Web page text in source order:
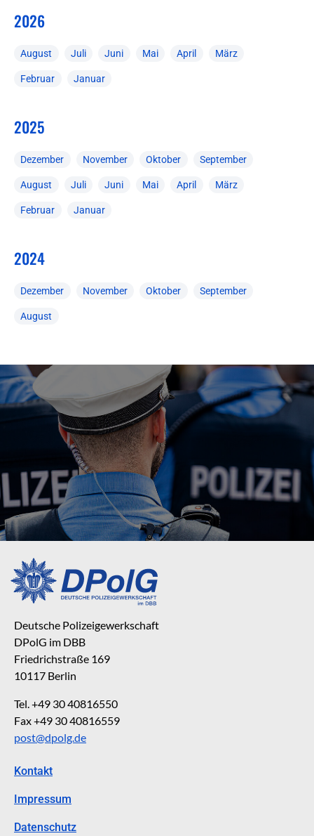
2026
August Juli Juni Mai April März
Februar Januar
2025
Dezember November Oktober September
August Juli Juni Mai April März
Februar Januar
2024
Dezember November Oktober September
August
Deutsche Polizeigewerkschaft
DPolG im DBB
Friedrichstraße 169
10117 Berlin
Tel. +49 30 40816550
Fax +49 30 40816559
post@dpolg.de
Kontakt
Impressum
Datenschutz